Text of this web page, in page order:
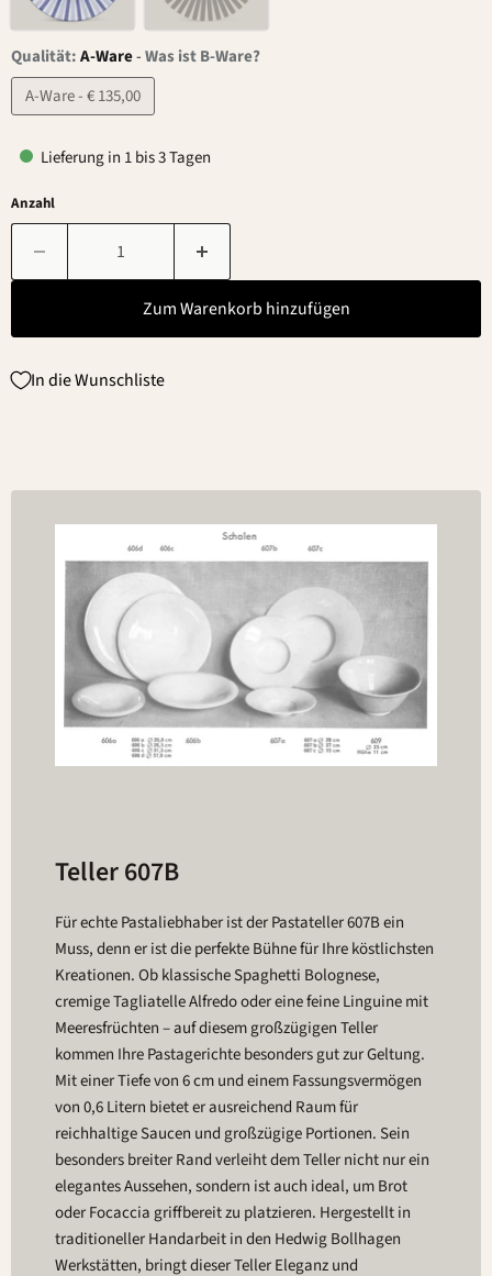
Qualität:A-Ware-Was ist B-Ware?
A-Ware - € 135,00
Lieferung in 1 bis 3 Tagen
Anzahl
Zum Warenkorb hinzufügen
In die Wunschliste
Teller 607B
Für echte Pastaliebhaber ist der Pastateller 607B ein
Muss, denn er ist die perfekte Bühne für Ihre köstlichsten
Kreationen. Ob klassische Spaghetti Bolognese,
cremige Tagliatelle Alfredo oder eine feine Linguine mit
Meeresfrüchten – auf diesem großzügigen Teller
kommen Ihre Pastagerichte besonders gut zur Geltung.
Mit einer Tiefe von 6 cm und einem Fassungsvermögen
von 0,6 Litern bietet er ausreichend Raum für
reichhaltige Saucen und großzügige Portionen. Sein
besonders breiter Rand verleiht dem Teller nicht nur ein
elegantes Aussehen, sondern ist auch ideal, um Brot
oder Focaccia griffbereit zu platzieren. Hergestellt in
traditioneller Handarbeit in den Hedwig Bollhagen
Werkstätten, bringt dieser Teller Eleganz und